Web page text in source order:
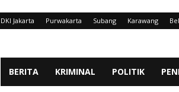
DKI Jakarta Purwakarta Subang Karawang
BERITA KRIMINAL POLITIK